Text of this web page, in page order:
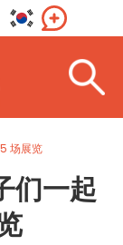
场展览
们一起